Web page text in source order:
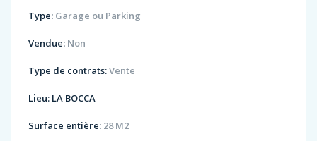
Type: Garage ou Parking
Vendue: Non
Type de contrats:Vente
Lieu: LA BOCCA
Surface entière: 28 M2